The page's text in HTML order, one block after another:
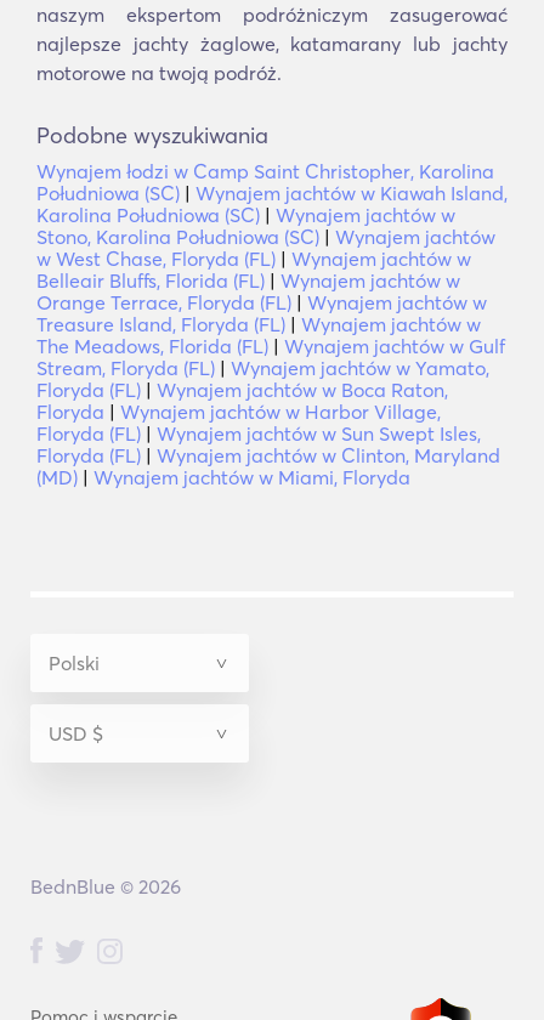
naszym ekspertom podróżniczym zasugerować
najlepsze jachty żaglowe, katamarany lub jachty
motorowe na twoją podróż.
Podobne wyszukiwania
Wynajem łodzi w Camp Saint Christopher, Karolina
Południowa (SC) | Wynajem jachtów w Kiawah Island,
Karolina Południowa (SC) | Wynajem jachtów w
Stono, Karolina Południowa (SC) | Wynajem jachtów
w West Chase, Floryda (FL) | Wynajem jachtów w
Belleair Bluffs, Florida (FL) | Wynajem jachtów w
Orange Terrace, Floryda (FL) | Wynajem jachtów w
Treasure Island, Floryda (FL) | Wynajem jachtów w
The Meadows, Florida (FL) | Wynajem jachtów w Gulf
Stream, Floryda (FL) | Wynajem jachtów w Yamato,
Floryda (FL) | Wynajem jachtów w Boca Raton,
Floryda | Wynajem jachtów w Harbor Village,
Floryda (FL) | Wynajem jachtów w Sun Swept Isles,
Floryda (FL) | Wynajem jachtów w Clinton, Maryland
(MD) | Wynajem jachtów w Miami, Floryda
BednBlue © 2026